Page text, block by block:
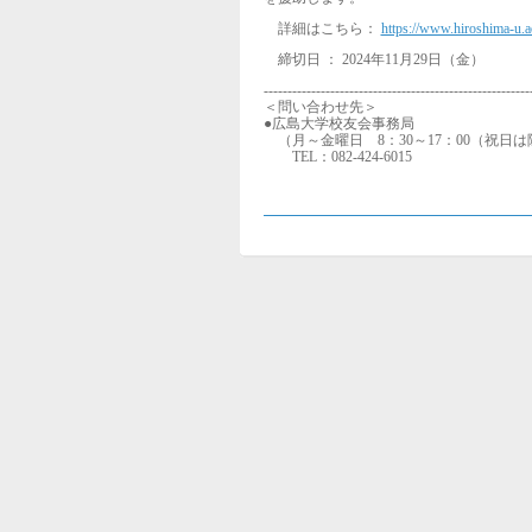
詳細はこちら： https://www.hiroshima-
締切日 ： 2024年11月29日（金）
＜問い合わせ先＞
●広島大学校友会事務局
（月～金曜日 8：30～17：00（祝日は
TEL：082-424-6015